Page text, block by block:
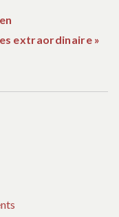
extraordinaire »